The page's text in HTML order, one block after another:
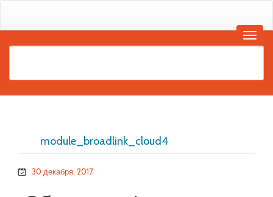
module_broadlink_cloud4
30 декабря, 2017